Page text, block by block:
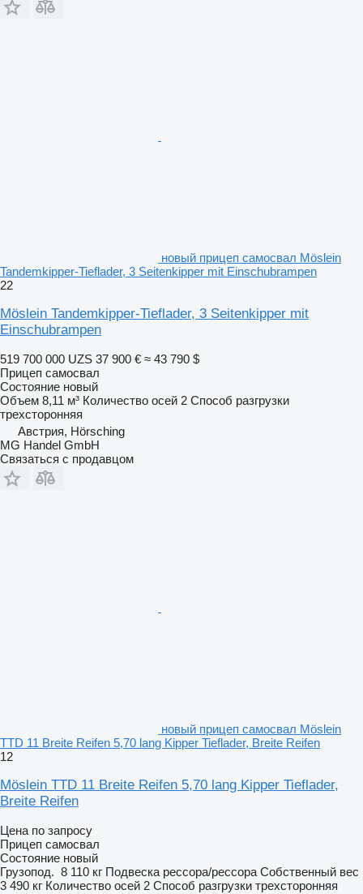
новый прицеп самосвал Möslein
Tandemkipper-Tieflader, 3 Seitenkipper mit Einschubrampen
22
Möslein Tandemkipper-Tieflader, 3 Seitenkipper mit
Einschubrampen
519 700 000 UZS 37 900 € ≈ 43 790 $
Прицеп самосвал
Состояние новый
Объем 8,11 м³ Количество осей 2 Способ разгрузки
трехсторонняя
Австрия, Hörsching
MG Handel GmbH
Связаться с продавцом
новый прицеп самосвал Möslein
TTD 11 Breite Reifen 5,70 lang Kipper Tieflader, Breite Reifen
12
Möslein TTD 11 Breite Reifen 5,70 lang Kipper Tieflader,
Breite Reifen
Цена по запросу
Прицеп самосвал
Состояние новый
Грузопод. 8 110 кг Подвеска рессора/рессора Собственный вес
3 490 кг Количество осей 2 Способ разгрузки трехсторонняя